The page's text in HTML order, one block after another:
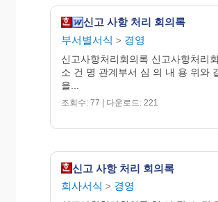
신고 사항 처리 회의록
부서별서식 > 경영
신고사항처리회의록 신고사항처리
소 건 명 관계부서 심 의 내 용 위와
을...
조회수: 77 | 다운로드: 221
신고 사항 처리 회의록
회사서식 > 경영